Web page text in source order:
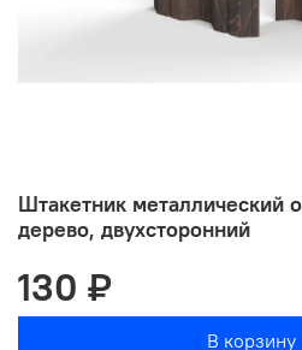
Штакетник металлический
дерево, двухсторонний
130 ₽
В корзину